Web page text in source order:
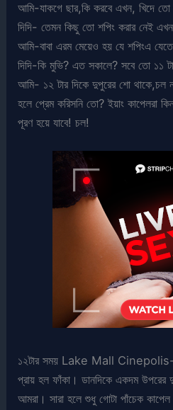
আমি-যাকগে ছার,কি করবে এখন, খিদে
দিদি- তেমন কিছু তো শপিং করার নেই এখন
আমি-বাবা এরম মেয়েও হয় যে শপিংএ
দিদি-কি মুভি? এত সকালে? সবে তো ১১
আমি- ১২ টার দিকে দুপুরের শো থাকে,চল
হলে প্রেম করিসনি তো? ইয়াং কাপেলরা
পূরণ হয়ে যাবে! চল!
১২টার সময় Lake Mall Cinepolis-
প্রায় হল ফাঁকা। ডানদিকে একদম উপরের
আমরা। সারা হলে শুধু গোটা পাঁচেক